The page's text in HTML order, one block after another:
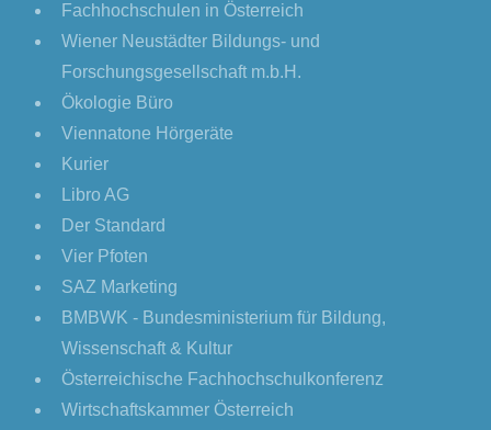
Fachhochschulen in Österreich
Wiener Neustädter Bildungs- und
Forschungsgesellschaft m.b.H.
Ökologie Büro
Viennatone Hörgeräte
Kurier
Libro AG
Der Standard
Vier Pfoten
SAZ Marketing
BMBWK - Bundesministerium für Bildung,
Wissenschaft & Kultur
Österreichische Fachhochschulkonferenz
Wirtschaftskammer Österreich